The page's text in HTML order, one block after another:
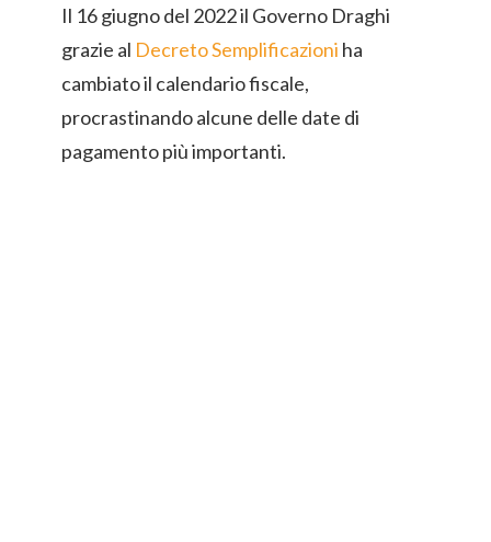
Il 16 giugno del 2022 il Governo Draghi
grazie al Decreto Semplificazioni ha
cambiato il calendario fiscale,
procrastinando alcune delle date di
pagamento più importanti.